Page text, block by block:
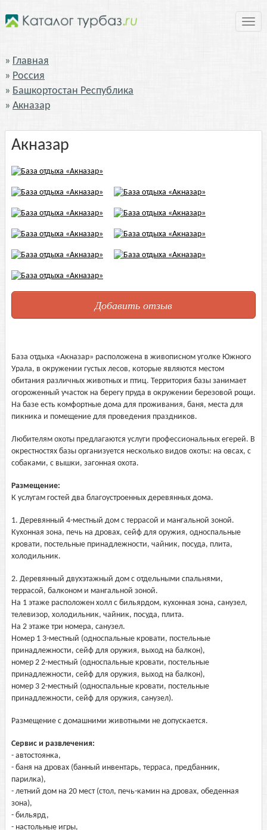
Главная
Россия
Башкортостан Республика
Акназар
Акназар
Добавить отзыв
База отдыха «Акназар» расположена в живописном уголке Южного
Урала, в окружении густых лесов, которые являются местом
обитания различных животных и птиц. Территория базы занимает
огороженный участок на берегу пруда в окружении березовой рощи.
На базе есть комфортные дома для проживания, баня, места для
пикника и помещение для проведения праздников.
Любителям охоты предлагаются услуги профессиональных егерей. В
окрестностях базы организуется несколько видов охоты: на овсах, с
собаками, с вышки, загонная охота.
Размещение:
К услугам гостей два благоустроенных деревянных дома.
1. Деревянный 4-местный дом с террасой и мангальной зоной.
Кухонная зона, печь на дровах, сейф для оружия, односпальные
кровати, постельные принадлежности, чайник, посуда, плита,
холодильник.
2. Деревянный двухэтажный дом с отдельными спальнями,
террасой, балконом и мангальной зоной.
На 1 этаже расположен холл с бильярдом, кухонная зона, санузел,
телевизор, холодильник, чайник, посуда, плита.
На 2 этаже три номера, санузел.
Номер 1 3-местный (односпальные кровати, постельные
принадлежности, сейф для оружия, выход на балкон),
номер 2 2-местный (односпальные кровати, постельные
принадлежности, сейф для оружия, выход на балкон),
номер 3 2-местный (односпальные кровати, постельные
принадлежности, сейф для оружия, санузел).
Размещение с домашними животными не допускается.
Сервис и развлечения:
- автостоянка,
- баня на дровах (банный инвентарь, терраса, предбанник,
парилка),
- летний дом на 20 мест (стол, печь-камин на дровах, обеденная
зона),
- бильярд,
- настольные игры,